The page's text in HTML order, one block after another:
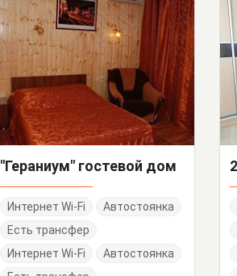
"Гераниум" гостевой дом
Интернет Wi-Fi
Автостоянка
Есть трансфер
Интернет Wi-Fi
Автостоянка